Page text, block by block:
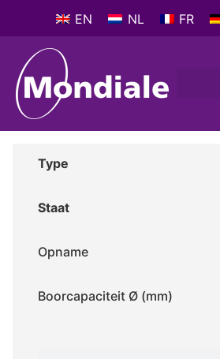
EN NL FR
Type
Staat
Opname
Boorcapaciteit Ø (mm)